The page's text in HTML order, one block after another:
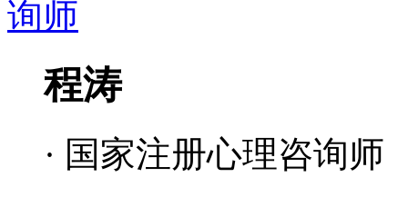
程涛
· 国家注册心理咨询师